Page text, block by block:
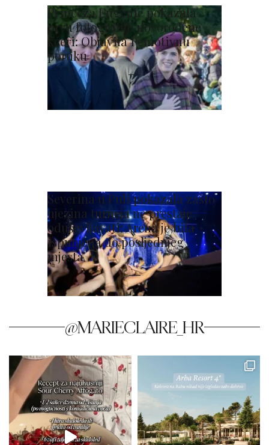
Princeza Eugenie pokazala
prvu fotografiju novorođene
kćeri: Objavila i emotivnu
poruku
Severina u Puli pokazala zašto
njezina turneja ne prestaje
oduševljavati: Arena je bila
ispunjena do posljednjeg
mjesta
@MARIECLAIRE_HR